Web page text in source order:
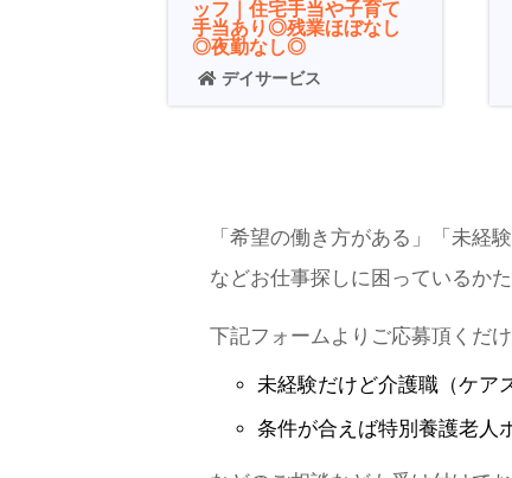
ッフ｜住宅手当や子育て
手当あり◎残業ほぼなし
◎夜勤なし◎
デイサービス
「希望の働き方がある」「未経
などお仕事探しに困っているか
下記フォームよりご応募頂くだ
未経験だけど介護職（ケア
条件が合えば特別養護老人